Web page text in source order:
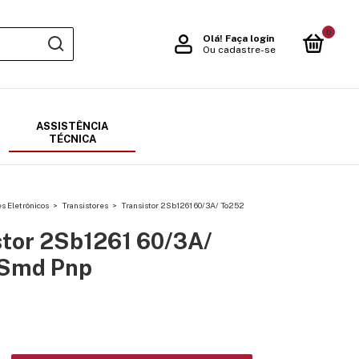
Olá! Faça login
Ou cadastre-se
0
ASSISTÊNCIA
TÉCNICA
Eletrônicos > Transistores > Transistor 2Sb1261 60/3A/ To252
2Sb1261 60/3A/
Pnp